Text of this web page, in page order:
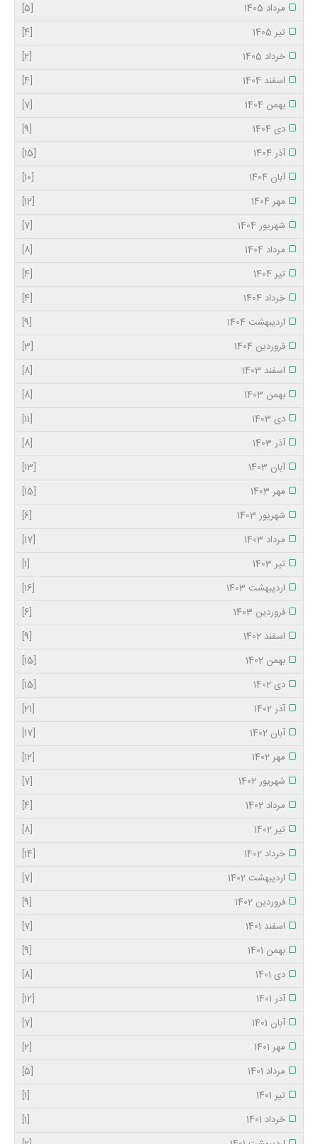
مرداد 1405
[5]
تیر 1405
[4]
خرداد 1405
[2]
اسفند 1404
[4]
بهمن 1404
[7]
دی 1404
[9]
آذر 1404
[15]
آبان 1404
[10]
مهر 1404
[12]
شهریور 1404
[7]
مرداد 1404
[8]
تیر 1404
[4]
خرداد 1404
[4]
اردیبهشت 1404
[9]
فروردین 1404
[3]
اسفند 1403
[8]
بهمن 1403
[8]
دی 1403
[11]
آذر 1403
[8]
آبان 1403
[13]
مهر 1403
[15]
شهریور 1403
[6]
مرداد 1403
[17]
تیر 1403
[1]
اردیبهشت 1403
[16]
فروردین 1403
[6]
اسفند 1402
[9]
بهمن 1402
[15]
دی 1402
[15]
آذر 1402
[21]
آبان 1402
[17]
مهر 1402
[12]
شهریور 1402
[7]
مرداد 1402
[4]
تیر 1402
[8]
خرداد 1402
[14]
اردیبهشت 1402
[7]
فروردین 1402
[9]
اسفند 1401
[7]
بهمن 1401
[9]
دی 1401
[8]
آذر 1401
[12]
آبان 1401
[7]
مهر 1401
[2]
مرداد 1401
[5]
تیر 1401
[1]
خرداد 1401
[1]